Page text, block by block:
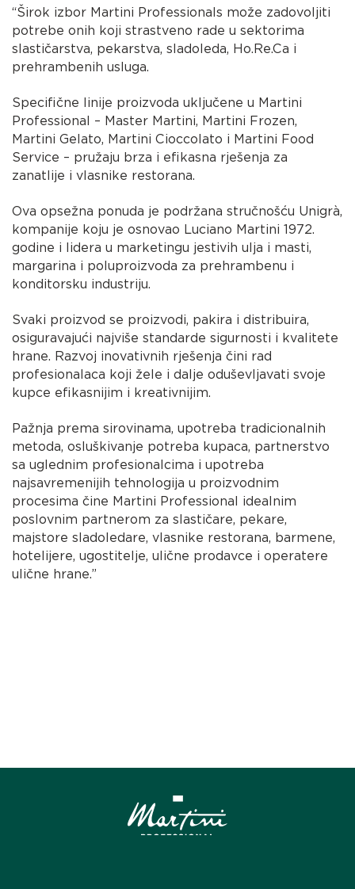
“Širok izbor Martini Professionals može zadovoljiti
potrebe onih koji strastveno rade u sektorima
slastičarstva, pekarstva, sladoleda, Ho.Re.Ca i
prehrambenih usluga.
Specifične linije proizvoda uključene u Martini
Professional – Master Martini, Martini Frozen,
Martini Gelato, Martini Cioccolato i Martini Food
Service – pružaju brza i efikasna rješenja za
zanatlije i vlasnike restorana.
Ova opsežna ponuda je podržana stručnošću Unigrà,
kompanije koju je osnovao Luciano Martini 1972.
godine i lidera u marketingu jestivih ulja i masti,
margarina i poluproizvoda za prehrambenu i
konditorsku industriju.
Svaki proizvod se proizvodi, pakira i distribuira,
osiguravajući najviše standarde sigurnosti i kvalitete
hrane. Razvoj inovativnih rješenja čini rad
profesionalaca koji žele i dalje oduševljavati svoje
kupce efikasnijim i kreativnijim.
Pažnja prema sirovinama, upotreba tradicionalnih
metoda, osluškivanje potreba kupaca, partnerstvo
sa uglednim profesionalcima i upotreba
najsavremenijih tehnologija u proizvodnim
procesima čine Martini Professional idealnim
poslovnim partnerom za slastičare, pekare,
majstore sladoledare, vlasnike restorana, barmene,
hotelijere, ugostitelje, ulične prodavce i operatere
ulične hrane.”